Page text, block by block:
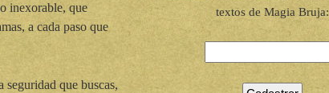
inexorable, que
a cada paso que
seguridad que buscas,
textos de Magia Bruja: